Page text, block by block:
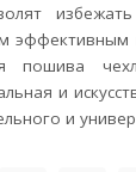
эффективным
пошива
и
и